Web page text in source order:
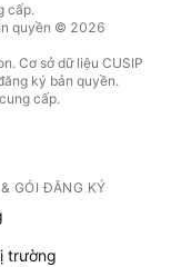
cấp.
quyền © 2026
Cơ sở dữ liệu CUSIP
ký bản quyền.
cấp.
GÓI ĐĂNG KÝ
trường